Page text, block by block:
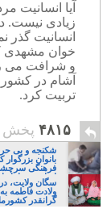
آیا انسانیت
زیادی نیست.
انسانیت گذر
خوان مشهدی
و شرافت می
آشام در
تربیت کرد.
۴۸۱۵ پخش
شکنجه و بی
بانوان
فرهنگی
ایرانی، و یا
سگان ولایت،
ولادت فاطمه
گرانقدر